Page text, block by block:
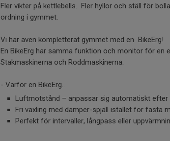
Fler vikter på kettlebells. Fler hyllor och ställ för
ordning i gymmet.
Vi har även kompletterat gymmet med en BikeErg!
En BikeErg har samma funktion och monitor för en
Stakmaskinerna och Roddmaskinerna.
- Varför en BikeErg..
Luftmotstånd – anpassar sig automatiskt efter
Fri växling med damper-spjäll istället för fasta
Perfekt för intervaller, långpass eller